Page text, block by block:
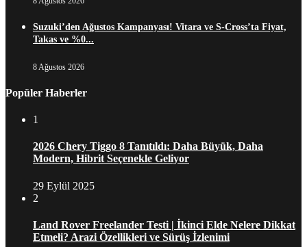
Suzuki’den Ağustos Kampanyası! Vitara ve S-Cross’ta Fiyat,
Takas ve %0...
8 Ağustos 2026
Popüler Haberler
1
2026 Chery Tiggo 8 Tanıtıldı: Daha Büyük, Daha
Modern, Hibrit Seçenekle Geliyor
29 Eylül 2025
2
Land Rover Freelander Testi | İkinci Elde Nelere Dikkat
Etmeli? Arazi Özellikleri ve Sürüş İzlenimi